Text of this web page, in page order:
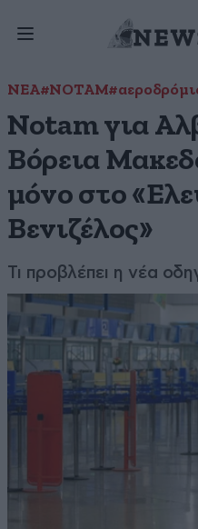
ΝΕΑ#NOTAM
Notam για
Βόρεια
μόνο στο
Βενιζέλος»
Τι προβλέπει η νέα